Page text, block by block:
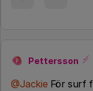
P Pettersson
@JackieFör surf